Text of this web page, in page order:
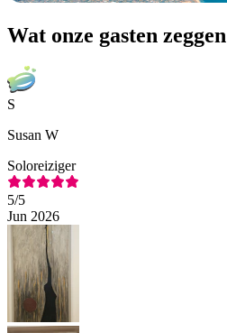
Wat onze gasten zeggen
S
Susan W
Soloreiziger
5/5
Jun 2026